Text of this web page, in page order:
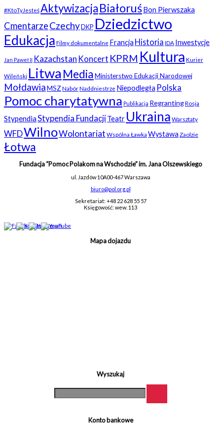
#KtoTyJesteśAktywizacjaBiałoruśBon Pierwszaka
CmentarzeCzechyDKP Dziedzictwo
Edukacja Filmy dokumentalne Francja Historia IDA Inwestycje
Jan Paweł II Kazachstan Koncert KPRM Kultura Kurier
Wileński Litwa MediaMinisterstwo Edukacji Narodowej
MołdawiaMSZ NabórNaddniestrze Niepodległa Polska
Pomoc charytatywna Publikacja RegrantingRosja
StypendiaStypendia FundacjiTeatr Ukraina Warsztaty
WFDWilnoWolontariat Wspólna Ławka Wystawa Zaolzie
Łotwa
Fundacja “Pomoc Polakom na Wschodzie” im. Jana Olszewskiego
ul. Jazdów 10A00-467 Warszawa
biuro@pol.org.pl
Sekretariat: +48 22 628 55 57
Księgowość: wew. 113
Mapa dojazdu
Wyszukaj
Konto bankowe